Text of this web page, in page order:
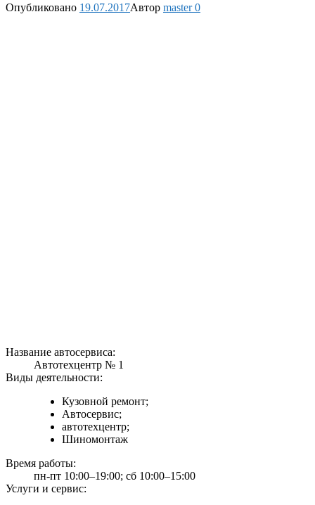
Опубликовано 19.07.2017Автор master0
Название автосервиса:
Автотехцентр № 1
Виды деятельности:
Кузовной ремонт;
Автосервис;
автотехцентр;
Шиномонтаж
Время работы:
пн-пт 10:00–19:00; сб 10:00–15:00
Услуги и сервис: